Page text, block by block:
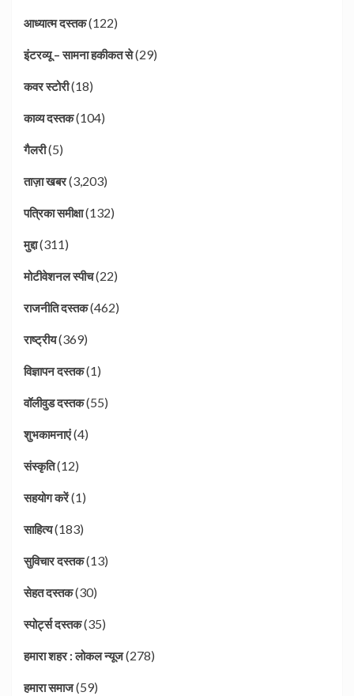
आध्यात्म दस्तक(122)
इंटरव्यू – सामना हकीकत से(29)
कवर स्टोरी(18)
काव्य दस्तक(104)
गैलरी(5)
ताज़ा खबर(3,203)
पत्रिका समीक्षा(132)
मुद्दा(311)
मोटीवेशनल स्पीच(22)
राजनीति दस्तक(462)
राष्ट्रीय(369)
विज्ञापन दस्तक(1)
वॉलीवुड दस्तक(55)
शुभकामनाएं(4)
संस्कृति(12)
सहयोग करें(1)
साहित्य(183)
सुविचार दस्तक(13)
सेहत दस्तक(30)
स्पोर्ट्स दस्तक(35)
हमारा शहर : लोकल न्यूज(278)
हमारा समाज(59)